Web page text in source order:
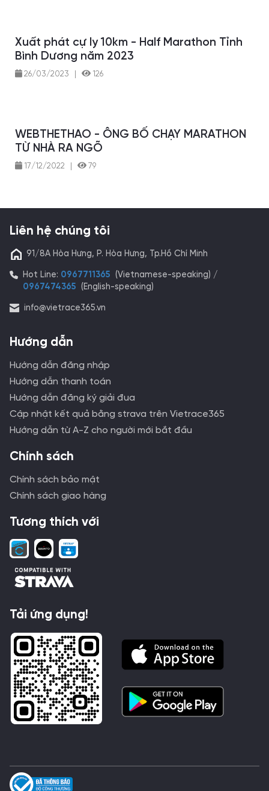
Xuất phát cự ly 10km - Half Marathon Tỉnh
Bình Dương năm 2023
26/03/2023 126
WEBTHETHAO - ÔNG BỐ CHẠY MARATHON
TỪ NHÀ RA NGÕ
17/12/2022 79
Liên hệ chúng tôi
91/8A Hòa Hưng, P. Hòa Hưng, Tp.Hồ Chí Minh
Hot Line: 0967711365 (Vietnamese-speaking) /
0967474365 (English-speaking)
info@vietrace365.vn
Hướng dẫn
Hướng dẫn đăng nhập
Hướng dẫn thanh toán
Hướng dẫn đăng ký giải đua
Cập nhật kết quả bằng strava trên Vietrace365
Hướng dẫn từ A-Z cho người mới bắt đầu
Chính sách
Chính sách bảo mật
Chính sách giao hàng
Tương thích với
Tải ứng dụng!